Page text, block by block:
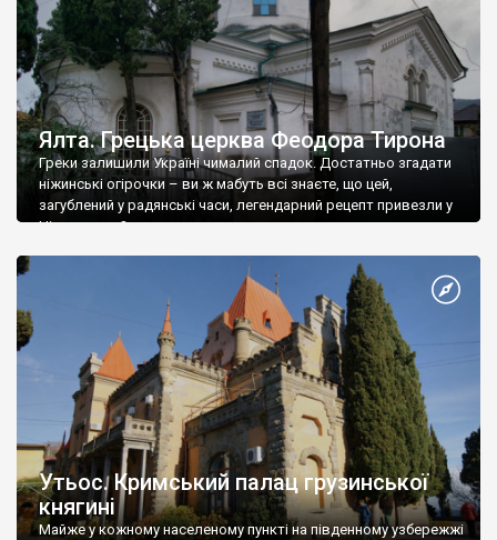
Ялта. Грецька церква Феодора Тирона
Греки залишили Україні чималий спадок. Достатньо згадати
ніжинські огірочки – ви ж мабуть всі знаєте, що цей,
загублений у радянські часи, легендарний рецепт привезли у
Ніжин греки?
Утьос. Кримський палац грузинської
княгині
Майже у кожному населеному пункті на південному узбережжі